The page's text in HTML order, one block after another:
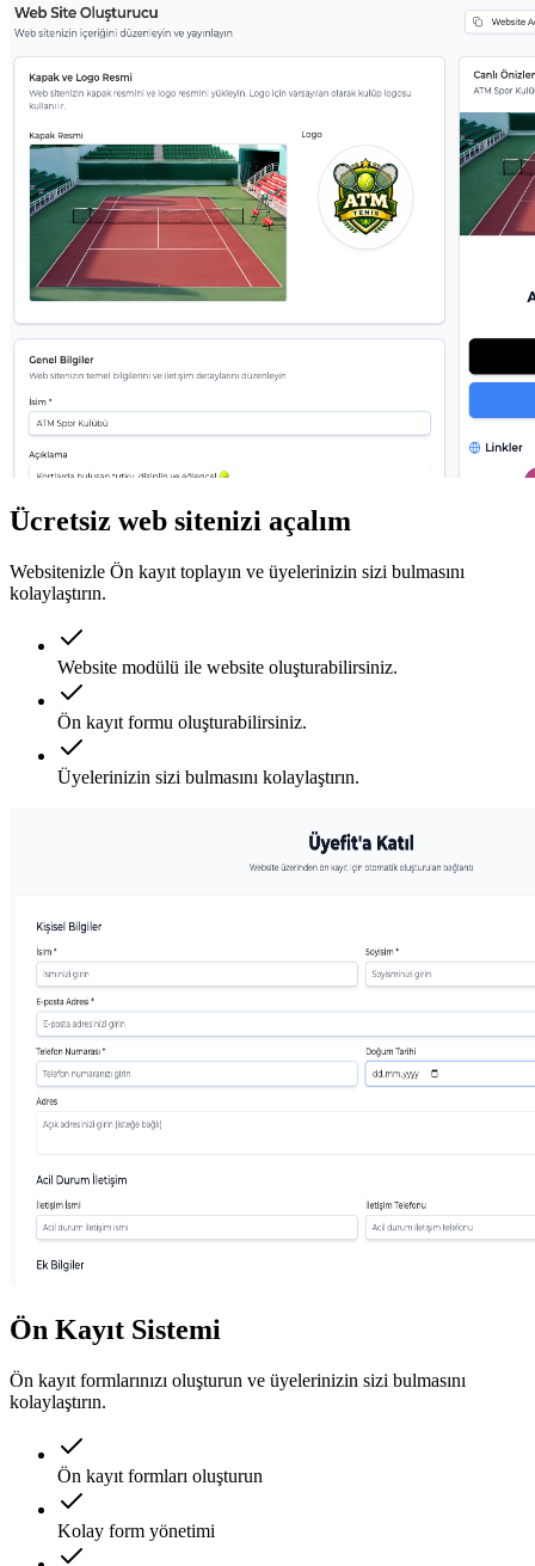
Ücretsiz web sitenizi açalım
Websitenizle Ön kayıt toplayın ve üyelerinizin sizi bulmasını
kolaylaştırın.
Website modülü ile website oluşturabilirsiniz.
Ön kayıt formu oluşturabilirsiniz.
Üyelerinizin sizi bulmasını kolaylaştırın.
Ön Kayıt Sistemi
Ön kayıt formlarınızı oluşturun ve üyelerinizin sizi bulmasını
kolaylaştırın.
Ön kayıt formları oluşturun
Kolay form yönetimi